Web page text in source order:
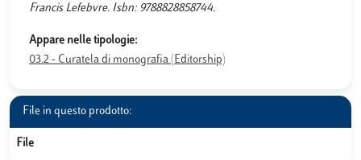
Francis Lefebvre. Isbn: 9788828858744.
Appare nelle tipologie:
03.2 - Curatela di monografia (Editorship)
File in questo prodotto:
File